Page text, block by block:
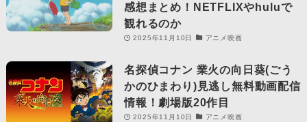
感想まとめ！NETFLIXやhuluで
観れるのか
2025年11月10日 アニメ映画
名探偵コナン 業火の向日葵(ごう
かのひまわり)見逃し無料動画配信
情報！劇場版20作目
2025年11月10日 アニメ映画